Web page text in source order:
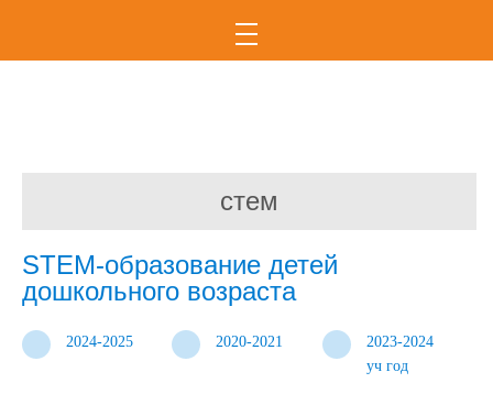
стем
STEM-образование детей
дошкольного возраста
2024-2025 2020-2021
2023-2024
уч год